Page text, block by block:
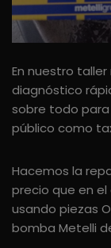
En nuestro
diagnóstico
sobre todo
público como
Hacemos la
precio que en
usando piezas
bomba Metelli